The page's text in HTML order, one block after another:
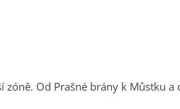
Od Prašné brány k